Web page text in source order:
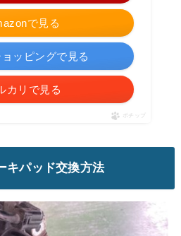
で見る
ッピングで見る
カリで見る
ポチップ
キパッド交換方法